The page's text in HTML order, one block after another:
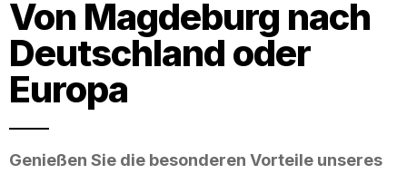
Von Magdeburg nach
Deutschland oder
Europa
Genießen Sie die besonderen Vorteile unseres